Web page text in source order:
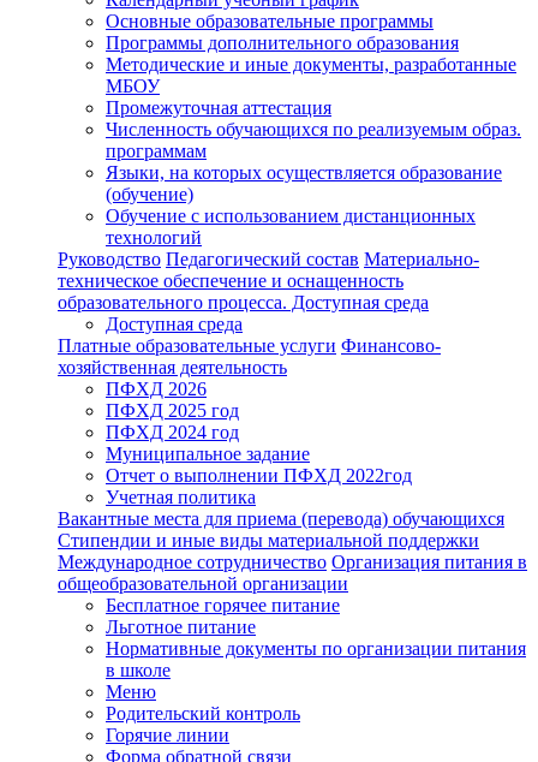
Основные образовательные программы
Программы дополнительного образования
Методические и иные документы, разработанные
МБОУ
Промежуточная аттестация
Численность обучающихся по реализуемым образ.
программам
Языки, на которых осуществляется образование
(обучение)
Обучение с использованием дистанционных
технологий
Руководство Педагогический состав Материально-
техническое обеспечение и оснащенность
образовательного процесса. Доступная среда
Доступная среда
Платные образовательные услуги Финансово-
хозяйственная деятельность
ПФХД 2026
ПФХД 2025 год
ПФХД 2024 год
Муниципальное задание
Отчет о выполнении ПФХД 2022год
Учетная политика
Вакантные места для приема (перевода) обучающихся
Стипендии и иные виды материальной поддержки
Международное сотрудничество Организация питания в
общеобразовательной организации
Бесплатное горячее питание
Льготное питание
Нормативные документы по организации питания
в школе
Меню
Родительский контроль
Горячие линии
Форма обратной связи